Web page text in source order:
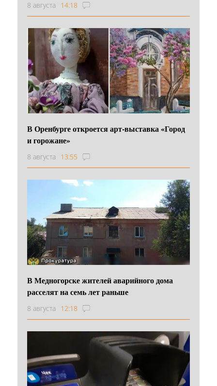
8 августа 14:18
В Оренбурге откроется арт-выставка «Город
и горожане»
8 августа 13:55
В Медногорске жителей аварийного дома
расселят на семь лет раньше
8 августа 12:18